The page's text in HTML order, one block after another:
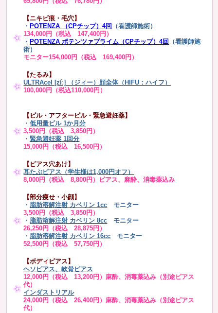
【ニキビ痕・毛穴】
・ POTENZA （CPチップ）4回
（看護師施術）
134,000円（税込 147,400円）
・ POTENZA ポテンツァプライム（CPチップ）4回
（看護師施
術）
モニター154,000円（税込 169,400円）
【たるみ】
ULTRAcel [zíː] （ジィー）顔全体（HIFU：ハイフ）
100,000円（税込110,000円）
【ピル・アフターピル・緊急避妊薬】
・低用量ピル 1か月分
3,500円（税込 3,850円）
・緊急避妊薬 1回分
15,000円（税込 16,500円）
【ピアス穴あけ】
耳たぶピアス（学生様は1,000円オフ）
8,000円（税込 8,800円）ピアス、麻酔、消毒薬込み
【部分痩せ・小顔】
・ 脂肪溶解注射 カベリン 1cc モニター
3,500円（税込 3,850円）
・ 脂肪溶解注射 カベリン 8cc モニター
26,250円（税込 28,875円）
・ 脂肪溶解注射 カベリン 16cc
モニター
52,500円（税込 57,750円）
【ボディピアス】
ヘソピアス、軟骨ピアス
12,000円（税込 13,200円）麻酔、消毒薬込み（別途ピアス
代）
インダストリアル
24,000円（税込 26,400円）麻酔、消毒薬込み（別途ピアス
代）